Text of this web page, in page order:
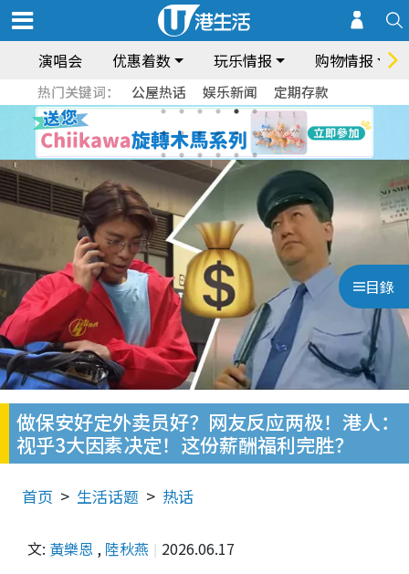
演唱会 优惠着数 玩乐情报 购物情报
热门关键词： 公屋热话 娱乐新闻 定期存款
目錄
做保安好定外卖员好？网友反应两极！港人：
视乎3大因素决定！这份薪酬福利完胜？
首页 生活话题 热话
文: 黃樂恩 , 陸秋燕 2026.06.17